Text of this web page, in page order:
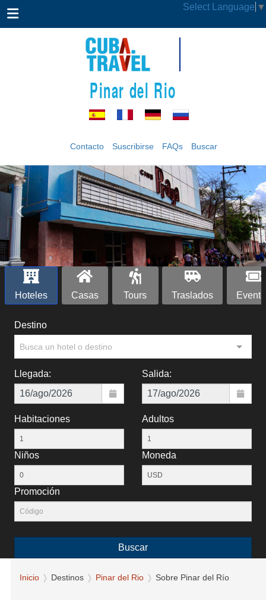
Select Language ▼
Pinar del Rio
Contacto Suscribirse FAQs Buscar
‹ ›
Hoteles Casas Tours Traslados
Destino
Busca un hotel o destino
Llegada: Salida:
Habitaciones Adultos
Niños Moneda
Promoción
Buscar
Inicio Destinos Pinar del Rio Sobre Pinar del Río